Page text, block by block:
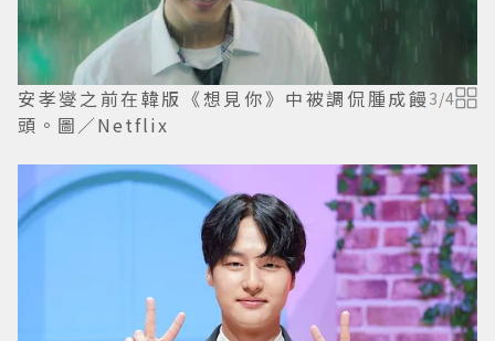
安孝燮之前在韓版《想見你》中被調侃腫成饅
頭。圖／Netflix
3/4